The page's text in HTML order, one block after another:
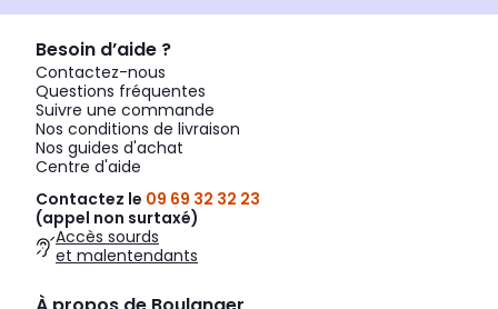
Besoin d’aide ?
Contactez-nous
Questions fréquentes
Suivre une commande
Nos conditions de livraison
Nos guides d'achat
Centre d'aide
Contactez le 09 69 32 32 23
(appel non surtaxé)
Accès sourds
et malentendants